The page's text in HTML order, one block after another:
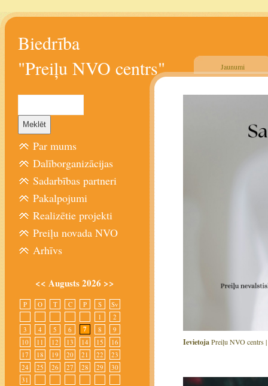
Biedrība
"Preiļu NVO centrs"
Jaunumi
IevietojaPreiļu NVO centrs |
Par mums
Dalīborganizācijas
Sadarbības partneri
Pakalpojumi
Realizētie projekti
Preiļu novada NVO
Arhīvs
<< Augusts 2026 >>
P O T C P S
Sv
1
2
3
4 5 6 7 8
9
10
11 12 13 14 15
16
17
18 19 20 21 22
23
24
25 26 27 28 29
30
31